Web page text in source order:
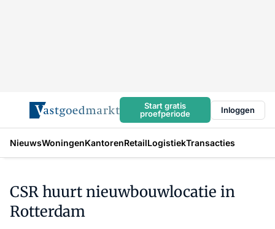
Start gratis
proefperiode
Inloggen
NieuwsWoningenKantorenRetailLogistiekTransacties
CSR huurt nieuwbouwlocatie in
Rotterdam